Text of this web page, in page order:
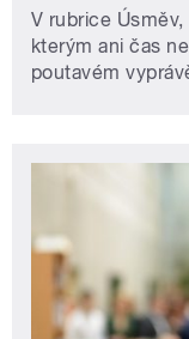
V rubrice
kterým ani čas
poutavém